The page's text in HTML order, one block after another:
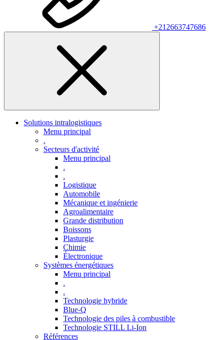
+212663747686
Solutions intralogistiques
Menu principal
.
Secteurs d'activité
Menu principal
.
.
Logistique
Automobile
Mécanique et ingénierie
Agroalimentaire
Grande distribution
Boissons
Plasturgie
Chimie
Électronique
Systèmes énergétiques
Menu principal
.
.
Technologie hybride
Blue-Q
Technologie des piles à combustible
Technologie STILL Li-Ion
Références